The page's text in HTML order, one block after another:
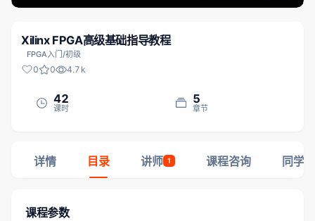
Xilinx FPGA高级基础指导教程
FPGA入门/初级
0 0 4.7k
42
课时
5
章节
详情 目录 讲师 1 课程咨询 同学
课程参数